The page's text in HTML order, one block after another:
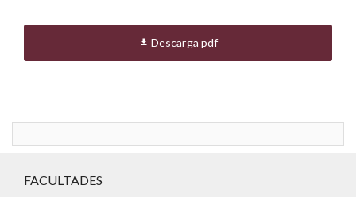
+54 9 11 5594-9903
rápida conversión de la señal sonora del
 Descarga pdf
FACULTADES